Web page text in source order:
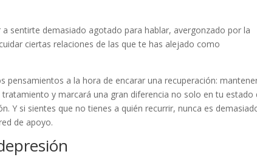
sentirte demasiado agotado para hablar, avergonzado por la
ciertas relaciones de las que te has alejado como
pensamientos a la hora de encarar una recuperación:
y marcará una gran diferencia no solo en tu estado
Y si sientes que no tienes a quién recurrir, nunca es
de apoyo.